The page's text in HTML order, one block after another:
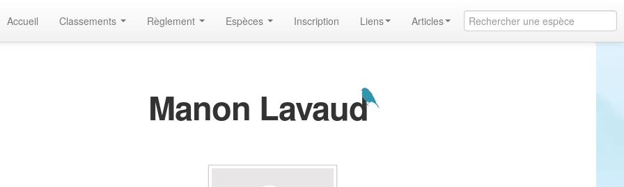
Accueil Classements Règlement Espèces Inscription Liens Articles
Manon Lavaud